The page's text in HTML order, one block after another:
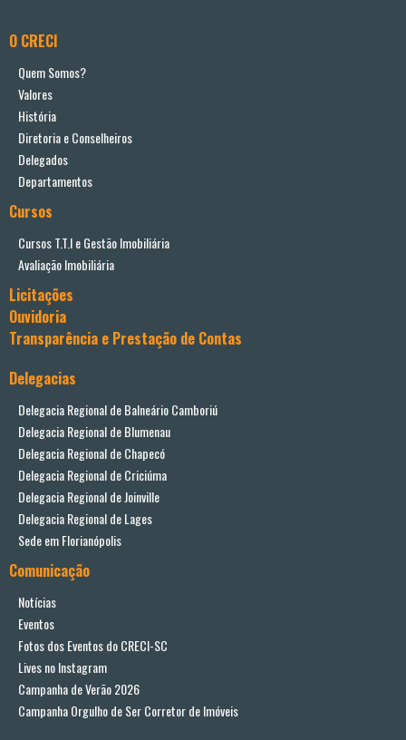
O CRECI
Quem Somos?
Valores
História
Diretoria e Conselheiros
Delegados
Departamentos
Cursos
Cursos T.T.I e Gestão Imobiliária
Avaliação Imobiliária
Licitações
Ouvidoria
Transparência e Prestação de Contas
Delegacias
Delegacia Regional de Balneário Camboriú
Delegacia Regional de Blumenau
Delegacia Regional de Chapecó
Delegacia Regional de Criciúma
Delegacia Regional de Joinville
Delegacia Regional de Lages
Sede em Florianópolis
Comunicação
Notícias
Eventos
Fotos dos Eventos do CRECI-SC
Lives no Instagram
Campanha de Verão 2026
Campanha Orgulho de Ser Corretor de Imóveis